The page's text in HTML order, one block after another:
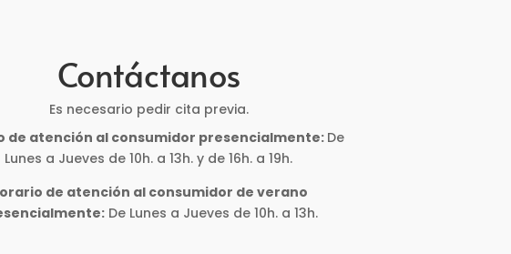
Contáctanos
Es necesario pedir cita previa.
de atención al consumidor presencialmente: De
Lunes a Jueves de 10h. a 13h. y de 16h. a 19h.
de atención al consumidor de verano
De Lunes a Jueves de 10h. a 13h.